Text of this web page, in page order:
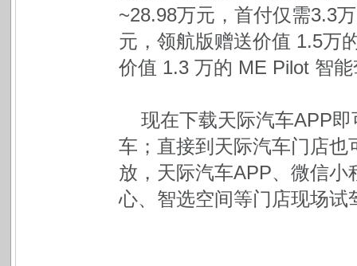
~28.98万元，首付仅需3.3
元，领航版赠送价值 1.5万
价值 1.3 万的 ME Pilot 智
现在下载天际汽车APP
车；直接到天际汽车门店
放，天际汽车APP、微信
心、智选空间等门店现场试